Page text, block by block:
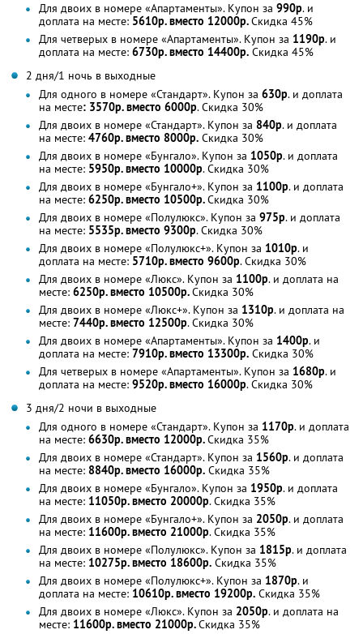
Для двоих в номере «Апартаменты». Купон за 990р. и
доплата на месте: 5610р. вместо 12000р.Скидка 45%
Для четверых в номере «Апартаменты». Купон за 1190р. и
доплата на месте: 6730р. вместо 14400р. Скидка 45%
2 дня/1 ночь в выходные
Для одного в номере «Стандарт». Купон за 630р. и доплата
на месте: 3570р. вместо 6000р. Скидка 30%
Для двоих в номере «Стандарт». Купон за 840р. и доплата
на месте: 4760р. вместо 8000р. Скидка 30%
Для двоих в номере «Бунгало». Купон за 1050р. и доплата
на месте: 5950р. вместо 10000р. Скидка 30%
Для двоих в номере «Бунгало+». Купон за 1100р. и доплата
на месте: 6250р. вместо 10500р.Скидка 30%
Для двоих в номере «Полулюкс». Купон за 975р. и доплата
на месте: 5535р. вместо 9300р. Скидка 30%
Для двоих в номере «Полулюкс+». Купон за 1010р. и
доплата на месте: 5710р. вместо 9600р. Скидка 30%
Для двоих в номере «Люкс». Купон за 1100р. и доплата на
месте: 6250р. вместо 10500р.Скидка 30%
Для двоих в номере «Люкс+». Купон за 1310р. и доплата на
месте: 7440р. вместо 12500р. Скидка 30%
Для двоих в номере «Апартаменты». Купон за 1400р. и
доплата на месте: 7910р. вместо 13300р. Скидка 30%
Для четверых в номере «Апартаменты». Купон за 1680р. и
доплата на месте: 9520р. вместо 16000р. Скидка 30%
3 дня/2 ночи в выходные
Для одного в номере «Стандарт». Купон за 1170р. и доплата
на месте: 6630р. вместо 12000р.Скидка 35%
Для двоих в номере «Стандарт». Купон за 1560р. и доплата
на месте: 8840р. вместо 16000р. Скидка 35%
Для двоих в номере «Бунгало». Купон за 1950р. и доплата
на месте: 11050р. вместо 20000р. Скидка 35%
Для двоих в номере «Бунгало+». Купон за 2050р. и доплата
на месте: 11600р. вместо 21000р. Скидка 35%
Для двоих в номере «Полулюкс». Купон за 1815р. и доплата
на месте: 10275р. вместо 18600р. Скидка 35%
Для двоих в номере «Полулюкс+». Купон за 1870р. и
доплата на месте: 10610р. вместо 19200р. Скидка 35%
Для двоих в номере «Люкс». Купон за 2050р. и доплата на
месте: 11600р. вместо 21000р.Скидка 35%